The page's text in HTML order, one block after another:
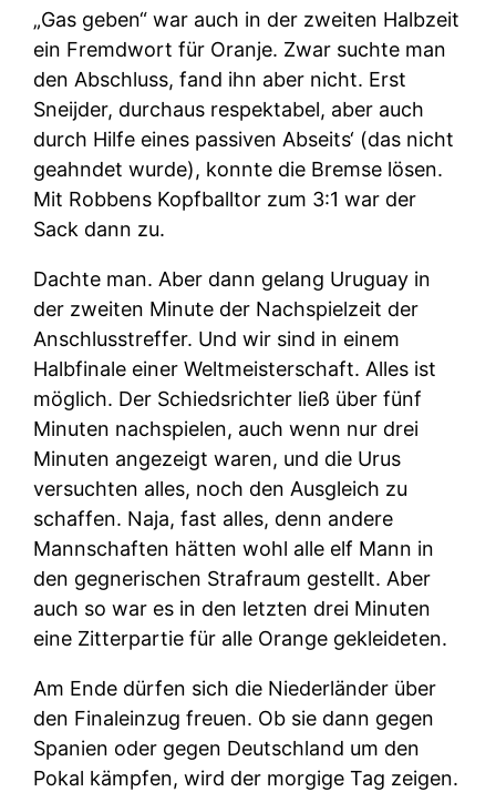
„Gas geben“ war auch in der zweiten Halbzeit
ein Fremdwort für Oranje. Zwar suchte man
den Abschluss, fand ihn aber nicht. Erst
Sneijder, durchaus respektabel, aber auch
durch Hilfe eines passiven Abseits‘ (das nicht
geahndet wurde), konnte die Bremse lösen.
Mit Robbens Kopfballtor zum 3:1 war der
Sack dann zu.
Dachte man. Aber dann gelang Uruguay in
der zweiten Minute der Nachspielzeit der
Anschlusstreffer. Und wir sind in einem
Halbfinale einer Weltmeisterschaft. Alles ist
möglich. Der Schiedsrichter ließ über fünf
Minuten nachspielen, auch wenn nur drei
Minuten angezeigt waren, und die Urus
versuchten alles, noch den Ausgleich zu
schaffen. Naja, fast alles, denn andere
Mannschaften hätten wohl alle elf Mann in
den gegnerischen Strafraum gestellt. Aber
auch so war es in den letzten drei Minuten
eine Zitterpartie für alle Orange gekleideten.
Am Ende dürfen sich die Niederländer über
den Finaleinzug freuen. Ob sie dann gegen
Spanien oder gegen Deutschland um den
Pokal kämpfen, wird der morgige Tag zeigen.